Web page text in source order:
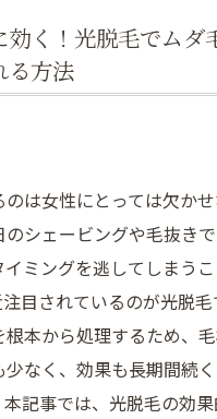
効く！光脱毛でムダ
る方法
は女性にとっては欠か
シェービングや毛抜き
ミングを逃してしまう
目されているのが光脱毛
本から処理するため、
少なく、効果も長期間続
本記事では、光脱毛の効